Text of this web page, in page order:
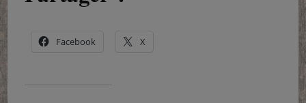
Facebook X